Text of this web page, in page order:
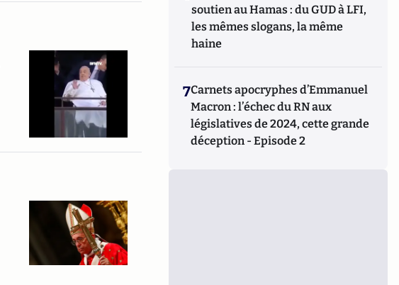
soutien au Hamas : du GUD à LFI,
les mêmes slogans, la même
haine
7Carnets apocryphes d’Emmanuel
Macron : l’échec du RN aux
législatives de 2024, cette grande
déception - Episode 2